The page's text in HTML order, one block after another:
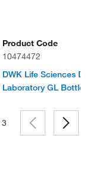
Product Code
10474472
DWK Life Sciences
Laboratory GL Bottle
3